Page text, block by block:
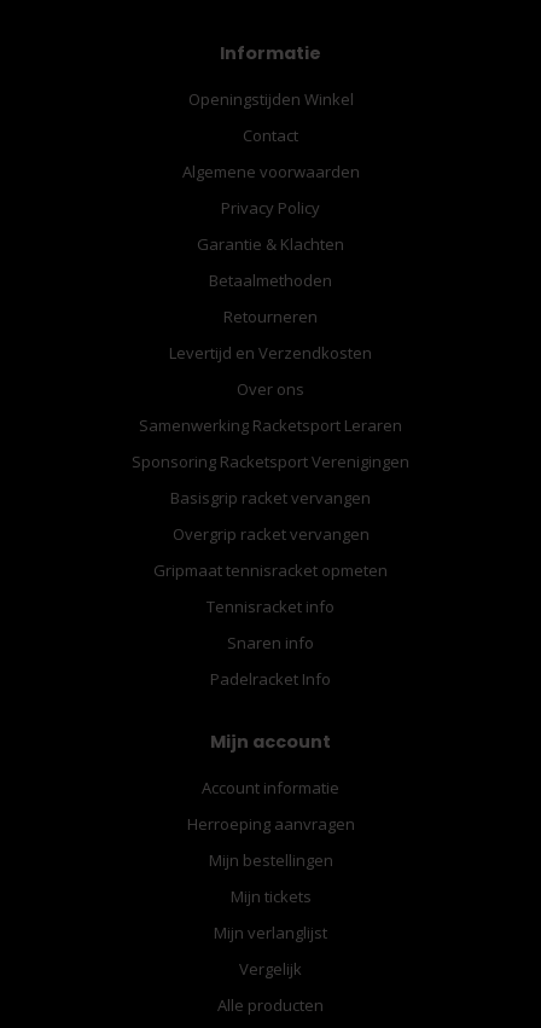
Informatie
Openingstijden Winkel
Contact
Algemene voorwaarden
Privacy Policy
Garantie & Klachten
Betaalmethoden
Retourneren
Levertijd en Verzendkosten
Over ons
Samenwerking Racketsport Leraren
Sponsoring Racketsport Verenigingen
Basisgrip racket vervangen
Overgrip racket vervangen
Gripmaat tennisracket opmeten
Tennisracket info
Snaren info
Padelracket Info
Mijn account
Account informatie
Herroeping aanvragen
Mijn bestellingen
Mijn tickets
Mijn verlanglijst
Vergelijk
Alle producten